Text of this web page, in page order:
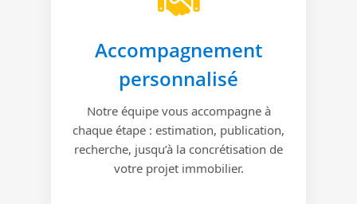
Accompagnement
personnalisé
Notre équipe vous accompagne à
chaque étape : estimation, publication,
recherche, jusqu’à la concrétisation de
votre projet immobilier.